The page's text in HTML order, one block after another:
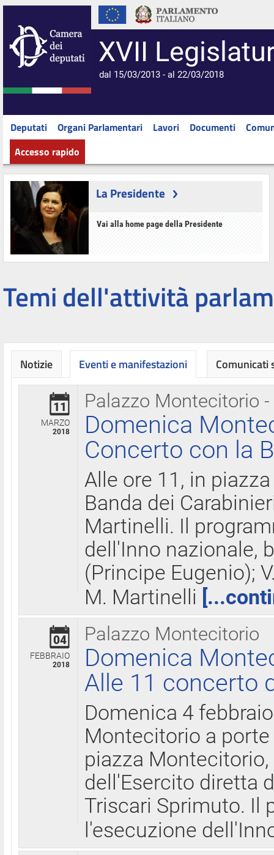
XVII
dal 15/03/2013 - al 22/03/2018
Deputati Organi Parlamentari Lavori Documenti
Accesso rapido
La Presidente
Vai alla home page della Presidente
Temi dell'attività
Notizie Eventi e manifestazioni
Palazzo Montecitorio
11
MARZO
2018
Domenica
Concerto con la
Alle ore 11, in
Banda dei
Martinelli. Il
dell'Inno nazionale,
(Principe Eugenio);
M. Martinelli
Palazzo Montecitorio
04
FEBBRAIO
2018
Domenica
Alle 11 concerto
Domenica 4
Montecitorio a
piazza
dell'Esercito diretta
Triscari Sprimuto. Il
l'esecuzione
Comunicati